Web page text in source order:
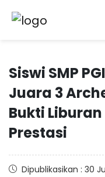
Siswi SMP
Juara 3
Bukti
Prestasi
Dipublikasikan : 30